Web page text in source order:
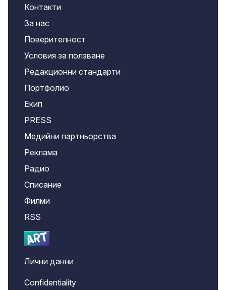
Контакти
За нас
Поверителност
Условия за ползване
Редакционни стандарти
Портфолио
Екип
PRESS
Медийни партньорства
Реклама
Радио
Списание
Филми
RSS
Лични данни
Confidentiality